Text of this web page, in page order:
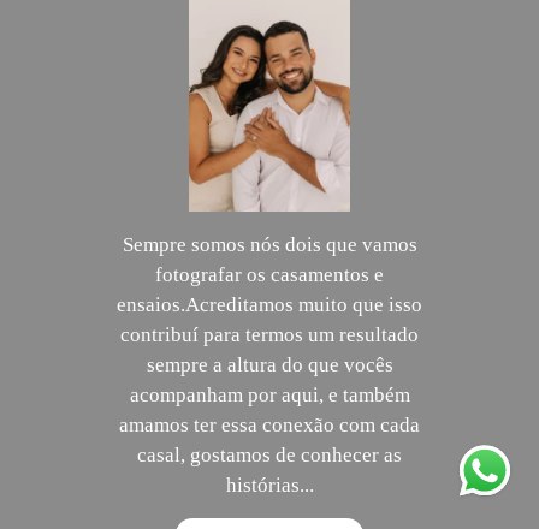
Sempre somos nós dois que vamos
fotografar os casamentos e
ensaios.Acreditamos muito que isso
contribuí para termos um resultado
sempre a altura do que vocês
acompanham por aqui, e também
amamos ter essa conexão com cada
casal, gostamos de conhecer as
histórias...